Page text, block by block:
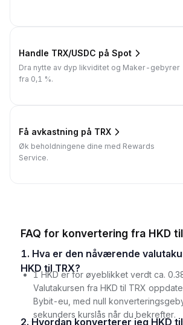
Handle TRX/USDC på Spot
Dra nytte av dyp likviditet og Maker-gebyrer
fra 0,1 %.
Få avkastning på TRX
Øk beholdningene dine med Rewards
Service.
FAQ for konvertering fra HKD
1. Hva er den nåværende valutakursen fra
HKD til TRX?
1 HKD er for øyeblikket verdt ca.
Valutakursen fra HKD til TRX
Bybit-eu, med null
sekunders kurslås når du bekrefter.
2. Hvordan konverterer jeg HKD til TRX på